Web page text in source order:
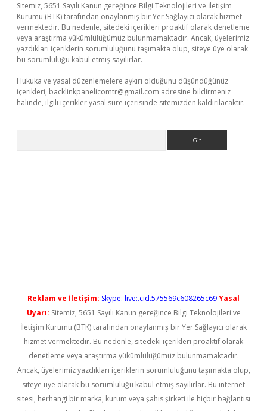
Sitemiz, 5651 Sayılı Kanun gereğince Bilgi Teknolojileri ve İletişim
Kurumu (BTK) tarafından onaylanmış bir Yer Sağlayıcı olarak hizmet
vermektedir. Bu nedenle, sitedeki içerikleri proaktif olarak denetleme
veya araştırma yükümlülüğümüz bulunmamaktadır. Ancak, üyelerimiz
yazdıkları içeriklerin sorumluluğunu taşımakta olup, siteye üye olarak
bu sorumluluğu kabul etmiş sayılırlar.
Hukuka ve yasal düzenlemelere aykırı olduğunu düşündüğünüz
içerikleri, backlinkpanelicomtr@gmail.com adresine bildirmeniz
halinde, ilgili içerikler yasal süre içerisinde sitemizden kaldırılacaktır.
Reklam ve İletişim: Skype: live:.cid.575569c608265c69Yasal
Uyarı: Sitemiz, 5651 Sayılı Kanun gereğince Bilgi Teknolojileri ve
İletişim Kurumu (BTK) tarafından onaylanmış bir Yer Sağlayıcı olarak
hizmet vermektedir. Bu nedenle, sitedeki içerikleri proaktif olarak
denetleme veya araştırma yükümlülüğümüz bulunmamaktadır.
Ancak, üyelerimiz yazdıkları içeriklerin sorumluluğunu taşımakta olup,
siteye üye olarak bu sorumluluğu kabul etmiş sayılırlar. Bu internet
sitesi, herhangi bir marka, kurum veya şahıs şirketi ile hiçbir bağlantısı